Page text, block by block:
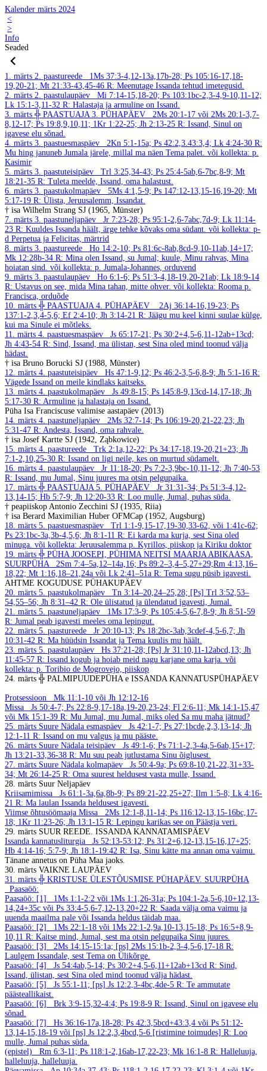
Kalender märts 2024
<
>
Info
Seaded
1. märts 2. paastureede
1Ms 37:3-4,12-13a,17b-28; Ps 105:16-17,18-
19,20-21; Mt 21:33-43,45-46 R: Meenutage Issanda tehtud imetegusid.
2. märts 2. paastulaupäev
Mi 7:14-15,18-20; Ps 103:1bc-2,3-4,9-10,11-12;
Lk 15:1-3,11-32 R: Halastaja ja armuline on Issand.
3. märts ╬ PAASTUAJA 3. PÜHAPÄEV
2Ms 20:1-17 või 2Ms 20:1-3,7-
8,12-17; Ps 19:8,9,10,11; 1Kr 1:22-25; Jh 2:13-25 R: Issand, Sinul on
igavese elu sõnad.
4. märts 3. paastuesmaspäev 2Kn 5:1-15a; Ps 42:2,3.43:3,4; Lk 4:24-30 R:
Mu hing januneb Jumala järele, millal ma näen Tema palet. või kollekta: p.
Kasimir
5. märts 3. paastuteisipäev
Trl 3:25,34-43; Ps 25:4-5ab,6-7bc,8-9; Mt
18:21-35 R: Tuleta meelde, Issand, oma halastust.
6. märts 3. paastukolmapäev
5Ms 4:1,5-9; Ps 147:12-13,15-16,19-20; Mt
5:17-19 R: Ülista, Jeruusalemm, Issandat.
† isa Wilhelm Strang SJ (1965, Münster)
7. märts 3. paastuneljapäev
Jr 7:23-28; Ps 95:1-2,6-7abc,7d-9; Lk 11:14-
23 R: Kuuldes Issanda häält, ärge tehke kõvaks oma südant. või kollekta: p-
d Perpetua ja Felicitas, märtrid
8. märts 3. paastureede
Ho 14:2-10; Ps 81:6c-8ab,8cd-9,10-11ab,14+17;
Mk 12:28b-34 R: Mina olen Issand, su Jumal; kuule, Minu rahvas, Mina
hoiatan sind. või kollekta: p. Jumala-Johannes, orduvend
9. märts 3. paastulaupäev
Ho 6:1-6; Ps 51:3-4,18-19,20-21ab; Lk 18:9-14
R: Ustavus on see, mida Mina tahan, mitte ohver. või kollekta: Rooma p.
Francisca, orduõde
10. märts ╬ PAASTUAJA 4. PÜHAPÄEV
2Aj 36:14-16,19-23; Ps
137:1-2,3,4-5,6; Ef 2:4-10; Jh 3:14-21 R: Jäägu mu keel kinni suulae külge,
kui ma Sinule ei mõtleks.
11. märts 4. paastuesmaspäev
Js 65:17-21; Ps 30:2+4,5-6,11-12ab+13cd;
Jh 4:43-54 R: Sind, Issand, ma ülistan, sest Sina oled mind toonud välja
hädast.
† isa Bruno Borucki SJ (1988, Münster)
12. märts 4. paastuteisipäev Hs 47:1-9,12; Ps 46:2-3,5-6,8-9; Jh 5:1-16 R:
Vägede Issand on meile kindlaks kaitseks.
13. märts 4. paastukolmapäev
Js 49:8-15; Ps 145:8-9,13cd-14,17-18; Jh
5:17-30 R: Armuline ja halastaja on Issand.
Püha Isa Franciscuse valimise aastapäev (2013)
14. märts 4. paastuneljapäev
2Ms 32:7-14; Ps 106:19-20,21-22,23; Jh
5:31-47 R: Andesta, Issand, oma rahvale.
† isa Josef Kartte SJ (1942, Ząbkowice)
15. märts 4. paastureede
Trk 2:1a,12-22; Ps 34:17-18,19-20,21+23; Jh
7:1-2,10,25-30 R: Issand on ligi neile, kes on murtud südamelt.
16. märts 4. paastulaupäev
Jr 11:18-20; Ps 7:2-3,9bc-10,11-12; Jh 7:40-53
R: Issand, mu Jumal, Sinu juures ma otsin pelgupaika.
17. märts ╬ PAASTUAJA 5. PÜHAPÄEV
Jr 31:31-34; Ps 51:3-4,12-
13,14-15; Hb 5:7-9; Jh 12:20-33 R: Loo mulle, Jumal, puhas süda.
† peapiiskop Antonio Zecchini SJ (1935, Riia)
† isa Berard Maximilian Huber OFMCap (1952, Augsburg)
18. märts 5. paastuesmaspäev
Trl 1:1-9,15-17,19-30,33-62, või 1:41c-62;
Ps 23:1bc-3a,3b-4,5,6; Jh 8:1-11 R: Ei karda ma kurja, sest Sina oled
minuga. või kollekta: Jeruusalemma p. Kyrillos, piiskop ja Kiriku doktor
19. märts ╬ PÜHA JOOSEPI, PÜHIMA NEITSI MAARJA ABIKAASA,
SUURPÜHA
2Sm 7:4–5a,12–14a,16; Ps 89:2–3,4–5,27+29;Rm 4:13,16–
18,22; Mt 1:16,18–21,24a või Lk 2:41–51a R: Tema sugu püsib igavesti.
AHTME KOGUDUSE PÜHAKUPÄEV
20. märts 5. paastukolmapäev
Tn 3:14–20,24–25,28; [Ps] Trl 3:52,53–
54,55–56; Jh 8:31–42 R: Ole ülistatud ja ülendatud igavesti, Jumal.
21. märts 5. paastuneljapäev
1Ms 17:3-9; Ps 105:4-5,6-7,8-9; Jh 8:51-59
R: Jumal peab igavesti meeles oma lepingut.
22. märts 5. paastureede
Jr 20:10-13; Ps 18:2bc-3ab,3cdef-4,5-6,7; Jh
10:31-42 R: Ma hüüdsin Issandat ja Tema kuulis mu häält.
23. märts 5. paastulaupäev
Hs 37:21-28; [Ps] Jr 31:10,11-12abcd,13; Jh
11:45-57 R: Issand kogub ja hoiab meid nagu karjane oma karja. või
kollekta: p. Toribio de Mogrovejo, piiskop
24. märts ╬ PALMIPUUDEPÜHA e ISSANDA KANNATUSPÜHAPÄEV
Protsessioon
Mk 11:1-10 või Jh 12:12-16
Missa
Js 50:4-7; Ps 22:8-9,17-18a,19-20,23-24; Fl 2:6-11; Mk 14:1-15,47
või Mk 15:1-39 R: Mu Jumal, mu Jumal, miks oled Sa mu maha jätnud?
25. märts Suure Nädala esmaspäev
Js 42:1-7; Ps 27:1bcde,2,3,13-14; Jh
12:1-11 R: Issand on mu valgus ja mu pääste.
26. märts Suure Nädala teisipäev
Js 49:1-6; Ps 71:1-2,3-4a,5-6ab,15+17;
Jh 13:21-33,36-38 R: Mu suu peab jutlustama Sinu õiglusest.
27. märts Suure Nädala kolmapäev
Js 50:4-9a; Ps 69:8-10,21-22,31+33-
34; Mt 26:14-25 R: Oma suurest heldusest vasta mulle, Issand.
28. märts Suur Neljapäev
Kriisamimissa
Js 61:1-3a,6a,8b-9; Ps 89:21-22,25+27; Ilm 1:5-8; Lk 4:16-
21 R: Ma laulan Issanda heldusest igavesti.
Viimse õhtusöömaaja Missa
2Ms 12:1-8,11-14; Ps 116:12-13,15-16bc,17-
18; 1Kr 11:23-26; Jh 13:1-15 R: Lepingu karikas see on Päästja veri.
29. märts SUUR REEDE. ISSANDA KANNATAMISPÄEV
Issanda kannatusliturgia
Js 52:13-53:12; Ps 31:2+6,12-13,15-16,17+25;
Hb 4:14-16; 5:7-9; Jh 18:1-19:42 R: Isa, Sinu kätte ma annan oma vaimu.
Tänane annetus on Püha Maa jaoks.
30. märts VAIKNE LAUPÄEV
31. märts ╬ KRISTUSE ÜLESTÕUSMISE PÜHAPÄEV. SUURPÜHA
Paasaöö:
Paasaöö: [1]
1Ms 1:1-2:2 või 1Ms 1:1,26-31a; Ps 104:1-2a,5-6,10+12,13-
14,24+35c või Ps 33:4-5,6-7,12-13,20+22 R: Saada välja oma vaimu ja
uuenda maailma pale või Issanda heldus täidab maa.
Paasaöö: [2]
1Ms 22:1-18 või 1Ms 22:1-2,9a,10-13,15-18; Ps 16:5+8,9-
10,11 R: Kaitse mind, Jumal, sest ma otsin pelgupaika Sinu juures.
Paasaöö: [3]
2Ms 14:15-15:1a; [ps] 2Ms 15:1b-2,3-4,5-6,17-18 R:
Laulgem Issandale, sest Tema on Ülikõrge.
Paasaöö: [4]
Js 54:4ab,5-14; Ps 30:2+4,5-6,11+12ab+13cd R: Sind,
Issand, ülistan, sest Sina oled mind toonud välja hädast.
Paasaöö: [5]
Js 55:1-11; [ps] Js 12:2,3-4bc,4de-5 R: Te ammutate
päästeallikaist.
Paasaöö: [6]
Brk 3:9-15,32-4:4; Ps 19:8-9 R: Issand, Sinul on igavese elu
sõnad.
Paasaöö: [7]
Hs 36:16-17a,18-28; Ps 42:3,5bcd+43:3,4 või Ps 51:12-
13,14-15,18-19 või [ps] Js 12:2,3,4bcd,5-6 [ristimine toimudes] R: Loo
mulle, Jumal puhas süda.
(epistel)
Rm 6:3-11; Ps 118:1-2,16ab-17,22-23; Mk 16:1-8 R: Halleluuja,
halleluuja, halleluuja.